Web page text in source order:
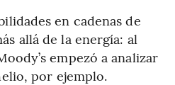
en cadenas de
allá de la energía: al
empezó a analizar
por ejemplo.